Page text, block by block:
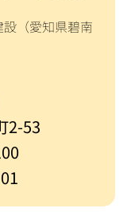
（愛知県碧南
2-53